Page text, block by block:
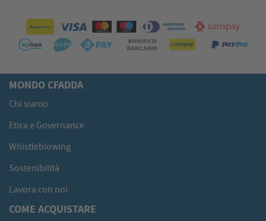
MONDO CFADDA
Chi siamo
Etica e Governance
Whistleblowing
Sostenibilità
Lavora con noi
COME ACQUISTARE